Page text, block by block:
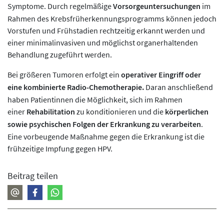
Symptome. Durch regelmäßigeVorsorgeuntersuchungen im
Rahmen des Krebsfrüherkennungsprogramms können jedoch
Vorstufen und Frühstadien rechtzeitig erkannt werden und
einer minimalinvasiven und möglichst organerhaltenden
Behandlung zugeführt werden.
Bei größeren Tumoren erfolgt ein operativer Eingriff oder
eine kombinierte Radio-Chemotherapie. Daran anschließend
haben Patientinnen die Möglichkeit, sich im Rahmen
einer Rehabilitation zu konditionieren und die körperlichen
sowie psychischen Folgen der Erkrankung zu verarbeiten.
Eine vorbeugende Maßnahme gegen die Erkrankung ist die
frühzeitige Impfung gegen HPV.
Beitrag teilen